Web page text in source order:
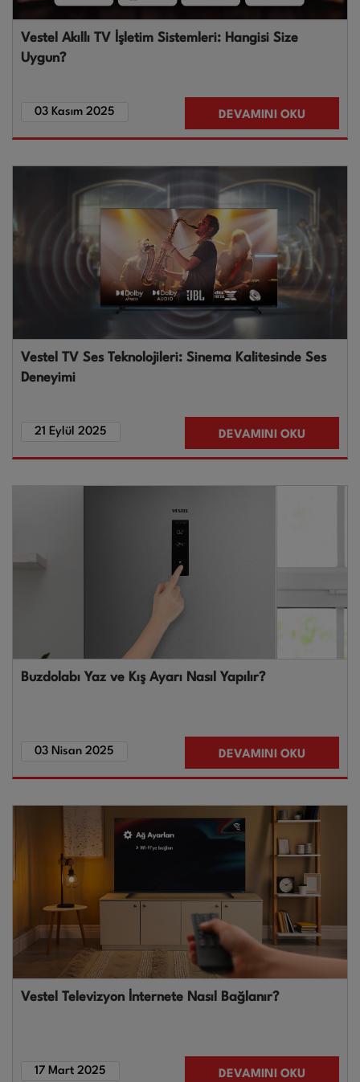
Vestel Akıllı TV İşletim Sistemleri: Hangisi Size
Uygun?
03 Kasım 2025 DEVAMINI OKU
Vestel TV Ses Teknolojileri: Sinema Kalitesinde Ses
Deneyimi
21 Eylül 2025 DEVAMINI OKU
Buzdolabı Yaz ve Kış Ayarı Nasıl Yapılır?
03 Nisan 2025 DEVAMINI OKU
Vestel Televizyon İnternete Nasıl Bağlanır?
17 Mart 2025 DEVAMINI OKU